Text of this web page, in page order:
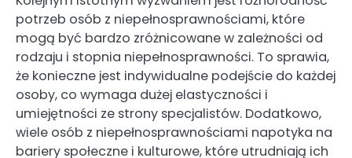
potrzeb osób z niepełnosprawnościami, które
mogą być bardzo zróżnicowane w zależności od
rodzaju i stopnia niepełnosprawności. To sprawia,
że konieczne jest indywidualne podejście do każdej
osoby, co wymaga dużej elastyczności i
umiejętności ze strony specjalistów. Dodatkowo,
wiele osób z niepełnosprawnościami napotyka na
bariery społeczne i kulturowe, które utrudniają ich